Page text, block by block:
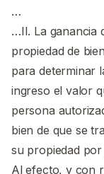
…
…II. La ganancia
propiedad de
para determinar
ingreso el valor
persona
bien de que se
su propiedad
Al efecto, y con